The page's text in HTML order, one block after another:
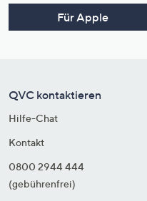
Für Apple
QVC kontaktieren
Hilfe-Chat
Kontakt
0800 2944 444
(gebührenfrei)